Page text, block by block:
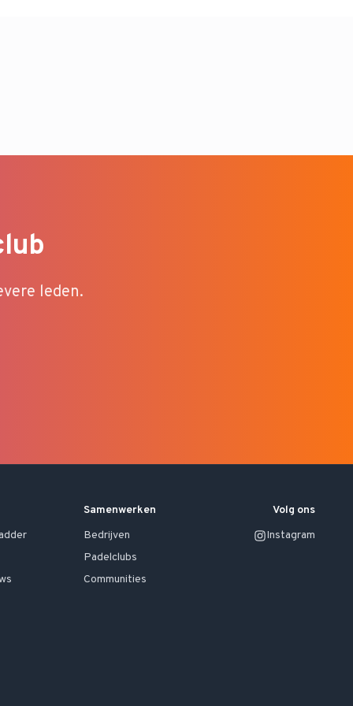
leden.
Samenwerken
Bedrijven
Padelclubs
Communities
Volg ons
Instagram